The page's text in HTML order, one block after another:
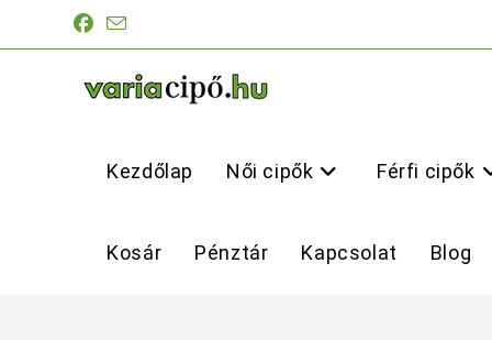
Kezdőlap Női cipők Férfi cipők
Kosár Pénztár Kapcsolat Blog